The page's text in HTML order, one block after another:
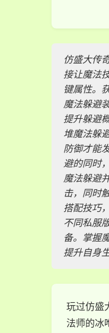
仿盛大传
接让魔法
键属性。
魔法躲避
提升躲避
堆魔法躲
防御才能
避的同时
魔法躲避
击，同时
搭配技巧
不同私服
备。掌握
提升自身
玩过仿盛
法师的冰